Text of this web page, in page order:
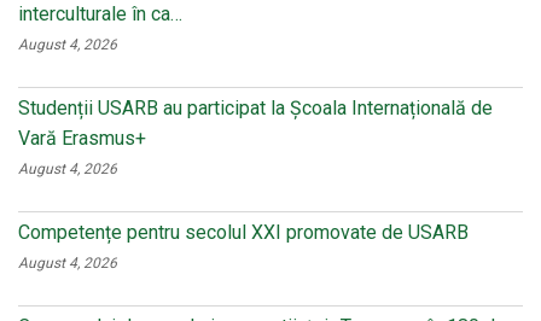
interculturale în ca…
August 4, 2026
Studenții USARB au participat la Școala Internațională de
Vară Erasmus+
August 4, 2026
Competențe pentru secolul XXI promovate de USARB
August 4, 2026